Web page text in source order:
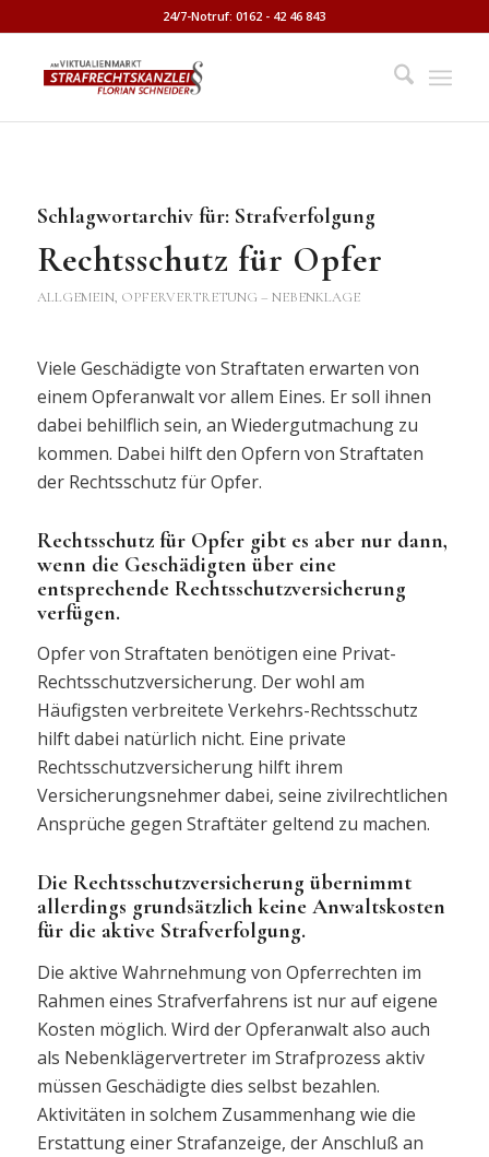
24/7-Notruf: 0162 - 42 46 843
Schlagwortarchiv für: Strafverfolgung
Rechtsschutz für Opfer
ALLGEMEIN, OPFERVERTRETUNG – NEBENKLAGE
Viele Geschädigte von Straftaten erwarten von
einem Opferanwalt vor allem Eines. Er soll ihnen
dabei behilflich sein, an Wiedergutmachung zu
kommen. Dabei hilft den Opfern von Straftaten
der Rechtsschutz für Opfer.
Rechtsschutz für Opfer gibt es aber nur dann,
wenn die Geschädigten über eine
entsprechende Rechtsschutzversicherung
verfügen.
Opfer von Straftaten benötigen eine Privat-
Rechtsschutzversicherung. Der wohl am
Häufigsten verbreitete Verkehrs-Rechtsschutz
hilft dabei natürlich nicht. Eine private
Rechtsschutzversicherung hilft ihrem
Versicherungsnehmer dabei, seine zivilrechtlichen
Ansprüche gegen Straftäter geltend zu machen.
Die Rechtsschutzversicherung übernimmt
allerdings grundsätzlich keine Anwaltskosten
für die aktive Strafverfolgung.
Die aktive Wahrnehmung von Opferrechten im
Rahmen eines Strafverfahrens ist nur auf eigene
Kosten möglich. Wird der Opferanwalt also auch
als Nebenklägervertreter im Strafprozess aktiv
müssen Geschädigte dies selbst bezahlen.
Aktivitäten in solchem Zusammenhang wie die
Erstattung einer Strafanzeige, der Anschluß an